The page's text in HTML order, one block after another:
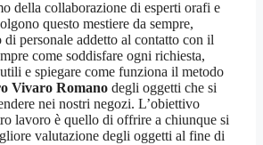
della collaborazione di esperti orafi e
questo mestiere da sempre,
personale addetto al contatto con il
come soddisfare ogni richiesta,
e spiegare come funziona il metodo
Vivaro Romano degli oggetti che si
nei nostri negozi. L’obiettivo
lavoro è quello di offrire a chiunque si
valutazione degli oggetti al fine di